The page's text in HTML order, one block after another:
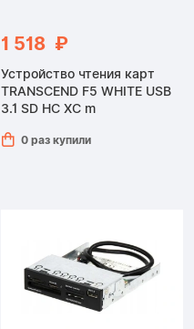
1 518 ₽
Устройство чтения карт
TRANSCEND F5 WHITE USB
3.1 SD HC XC m
0 раз купили